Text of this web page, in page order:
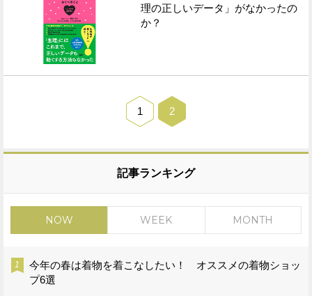
理の正しいデータ」がなかったの
か？
1 2
記事ランキング
NOW WEEK MONTH
今年の春は着物を着こなしたい！ オススメの着物ショッ
プ6選